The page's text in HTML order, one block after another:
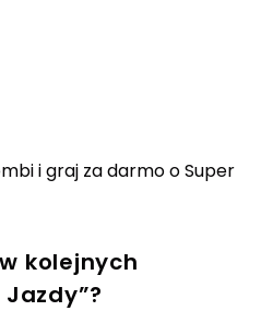
kolejnych